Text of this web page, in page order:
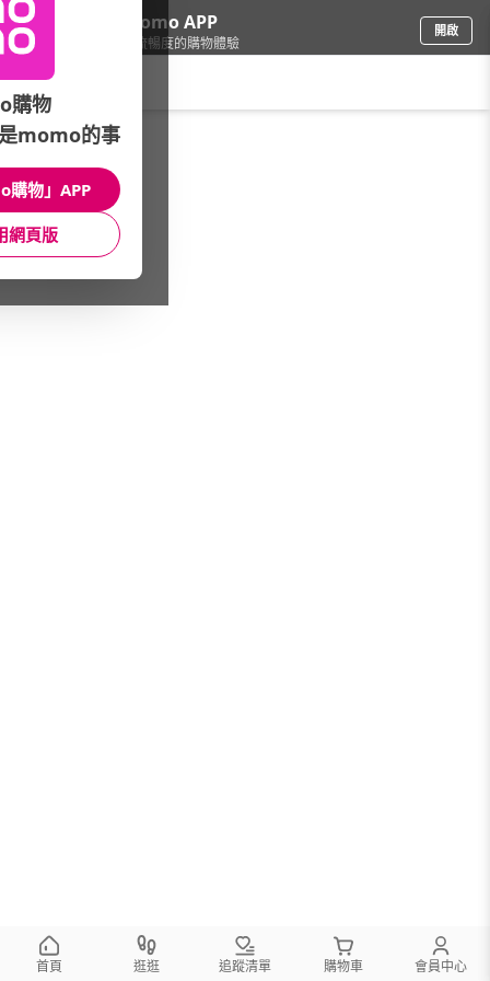
下載momo APP
給你3倍流暢度的購物體驗
開啟
品牌旗艦/only/生活家電
館長推薦 月銷量
首頁 逛逛 追蹤清單 購物車 會員中心
購物
momo的事
購物」APP
網頁版